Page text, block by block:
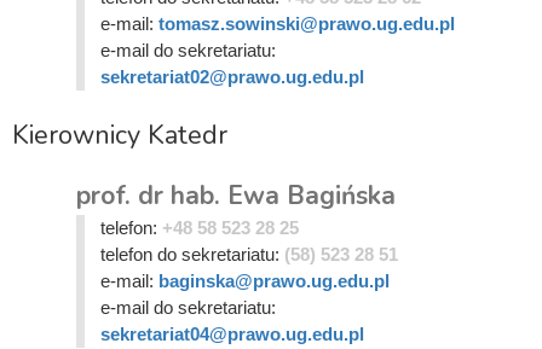
e-mail: tomasz.sowinski@prawo.ug.edu.pl
e-mail do sekretariatu:
sekretariat02@prawo.ug.edu.pl
Kierownicy Katedr
prof. dr hab. Ewa Bagińska
telefon: +48 58 523 28 25
telefon do sekretariatu: (58) 523 28 51
e-mail: baginska@prawo.ug.edu.pl
e-mail do sekretariatu:
sekretariat04@prawo.ug.edu.pl